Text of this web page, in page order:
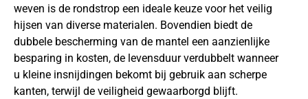
weven is de rondstrop een ideale keuze voor het veilig
hijsen van diverse materialen. Bovendien biedt de
dubbele bescherming van de mantel een aanzienlijke
besparing in kosten, de levensduur verdubbelt wanneer
u kleine insnijdingen bekomt bij gebruik aan scherpe
kanten, terwijl de veiligheid gewaarborgd blijft.